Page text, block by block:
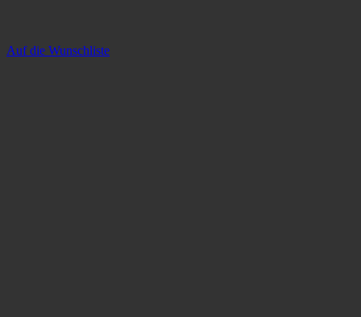
Auf die Wunschliste